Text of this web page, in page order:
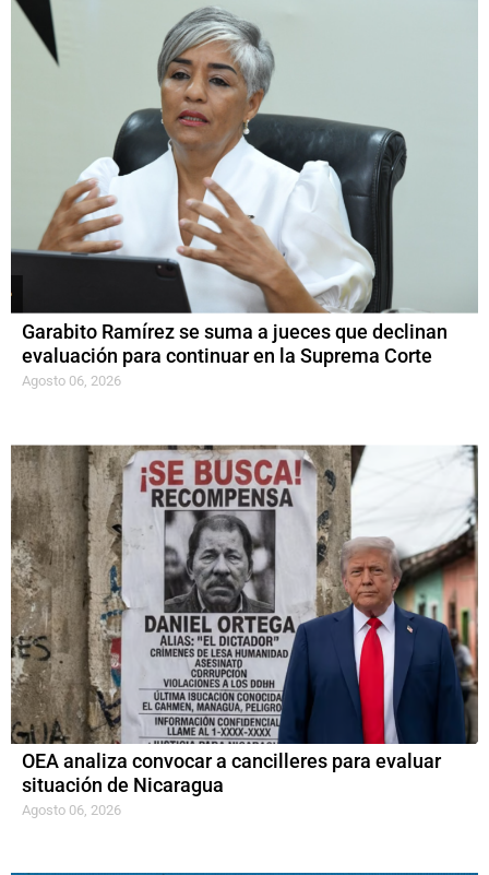
Garabito Ramírez se suma a jueces que declinan
evaluación para continuar en la Suprema Corte
Agosto 06, 2026
OEA analiza convocar a cancilleres para evaluar
situación de Nicaragua
Agosto 06, 2026